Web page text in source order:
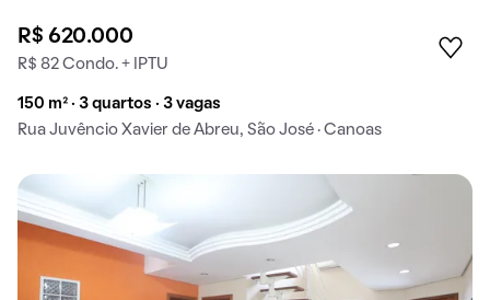
R$ 620.000
R$ 82 Condo. + IPTU
150 m² · 3 quartos · 3 vagas
Rua Juvêncio Xavier de Abreu, São José · Canoas